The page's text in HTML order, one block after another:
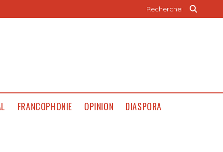
FRANCOPHONIE OPINION DIASPORA